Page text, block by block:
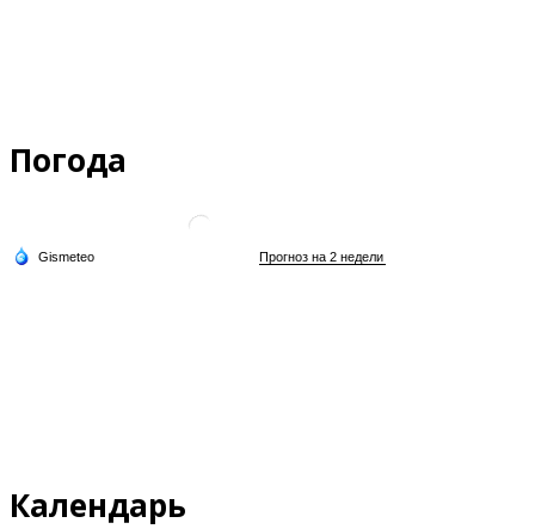
Погода
Календарь